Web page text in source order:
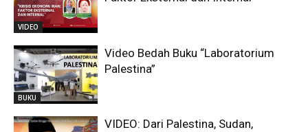
VIDEO
BUKU
Video Bedah Buku “Laboratorium
Palestina”
VIDEO: Dari Palestina, Sudan,